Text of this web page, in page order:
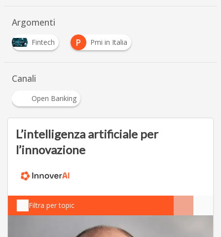
Argomenti
Fintech P Pmi in Italia
Canali
Open Banking
L’intelligenza artificiale per
l’innovazione
Filtra per topic